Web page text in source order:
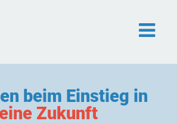
beim Einstieg in
Zukunft